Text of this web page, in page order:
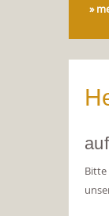
»
Bitte